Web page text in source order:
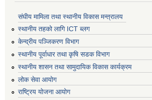
संघीय मामिला तथा स्थानीय विकास मन्त्रालय
स्थानीय तहको लागि ICT ब्लग
केन्द्रीय पञ्जिकरण विभाग
स्थानीय पूर्वाधार तथा कृषि सडक विभाग
स्थानीय शासन तथा सामुदायिक विकास कार्यक्रम
लोक सेवा आयोग
राष्ट्रिय योजना आयोग